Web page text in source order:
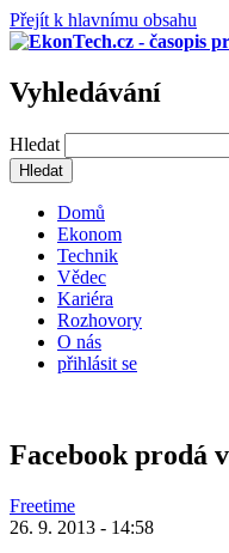
Přejít k hlavnímu obsahu
Vyhledávání
Hledat
Domů
Ekonom
Technik
Vědec
Kariéra
Rozhovory
O nás
přihlásit se
Facebook prodá
Freetime
26. 9. 2013 - 14:58